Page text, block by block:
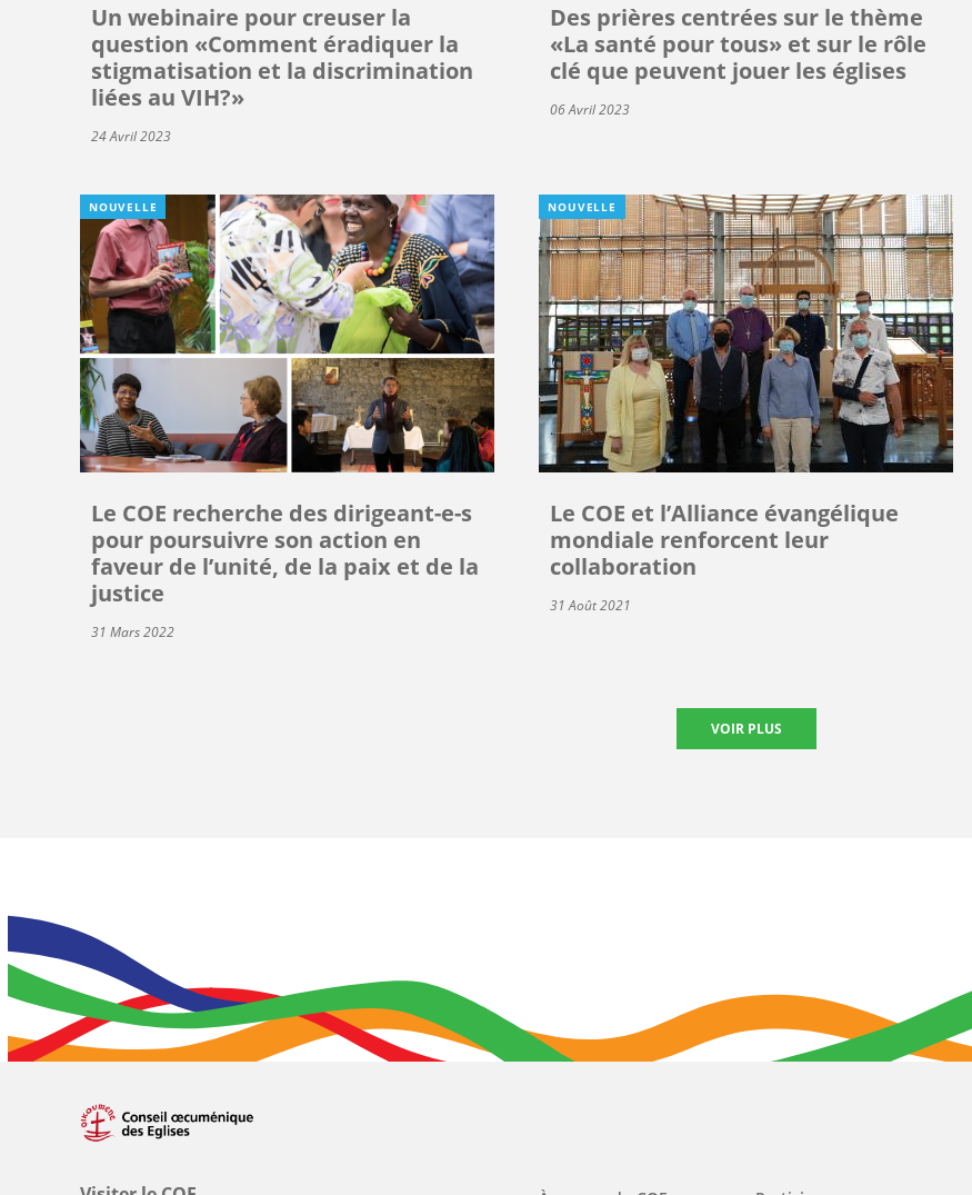
Un webinaire pour creuser la
question «Comment éradiquer la
stigmatisation et la discrimination
liées au VIH?»
24 Avril 2023
Des prières centrées sur le thème
«La santé pour tous» et sur le rôle
clé que peuvent jouer les églises
06 Avril 2023
NOUVELLE
Le COE recherche des dirigeant-e-s
pour poursuivre son action en
faveur de l’unité, de la paix et de la
justice
31 Mars 2022
NOUVELLE
Le COE et l’Alliance évangélique
mondiale renforcent leur
collaboration
31 Août 2021
VOIR PLUS